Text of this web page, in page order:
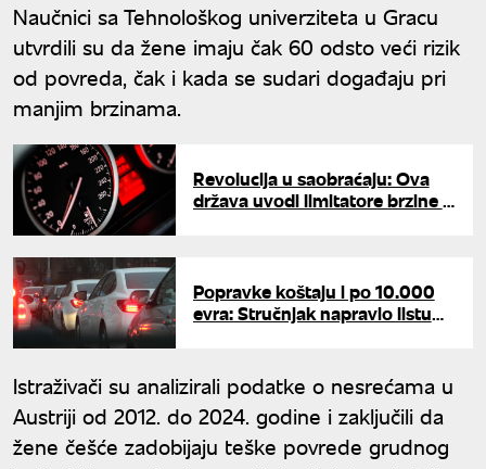
Naučnici sa Tehnološkog univerziteta u Gracu
utvrdili su da žene imaju čak 60 odsto veći rizik
od povreda, čak i kada se sudari događaju pri
manjim brzinama.
Revolucija u saobraćaju: Ova
država uvodi limitatore brzine u
Popravke koštaju i po 10.000
evra: Stručnjak napravio listu
Istraživači su analizirali podatke o nesrećama u
Austriji od 2012. do 2024. godine i zaključili da
žene češće zadobijaju teške povrede grudnog